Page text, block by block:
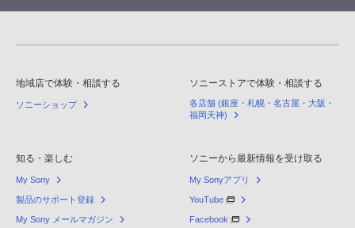
地域店で体験・相談する
ソニーショップ
ソニーストアで体験・相談する
各店舗 (銀座・札幌・名古屋・大阪・
福岡天神)
知る・楽しむ
My Sony
製品のサポート登録
My Sony メールマガジン
ソニーから最新情報を受け取る
My Sonyアプリ
YouTube
Facebook